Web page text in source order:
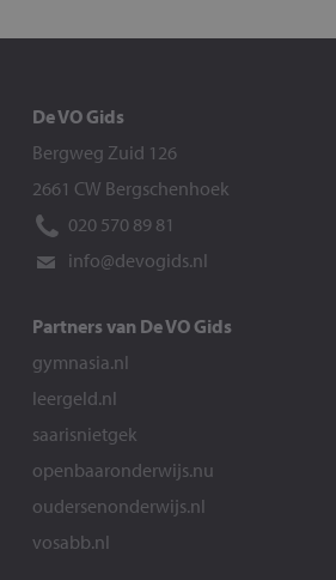
De VO Gids
Bergweg Zuid 126
2661 CW Bergschenhoek
020 570 89 81
info@devogids.nl
Partners van De VO Gids
gymnasia.nl
leergeld.nl
saarisnietgek
openbaaronderwijs.nu
oudersenonderwijs.nl
vosabb.nl